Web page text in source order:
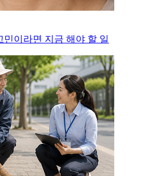
민이라면 지금 해야 할 일